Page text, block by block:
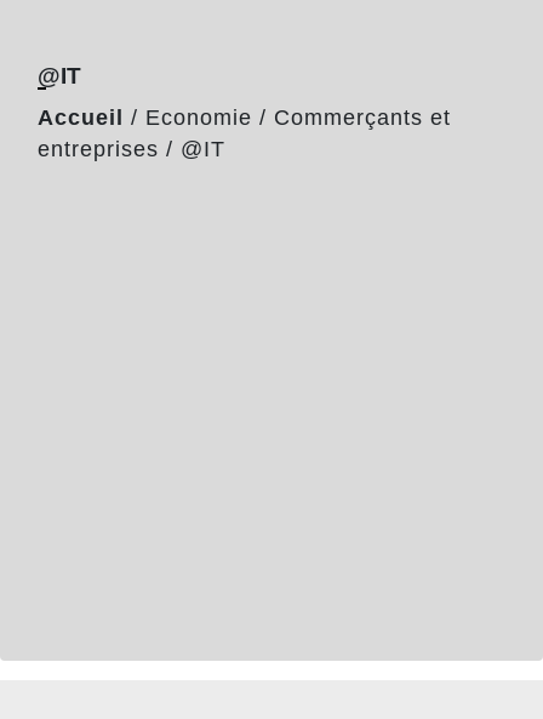
@IT
Accueil / Economie / Commerçants et
entreprises / @IT